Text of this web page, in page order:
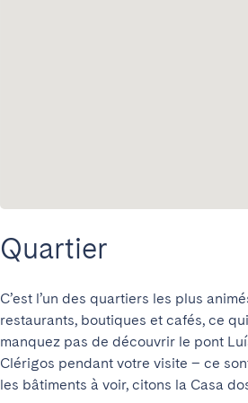
Quartier
C’est l’un des quartiers les plus
restaurants, boutiques et cafés, ce
manquez pas de découvrir le pont
Clérigos pendant votre visite – ce
les bâtiments à voir, citons la Casa